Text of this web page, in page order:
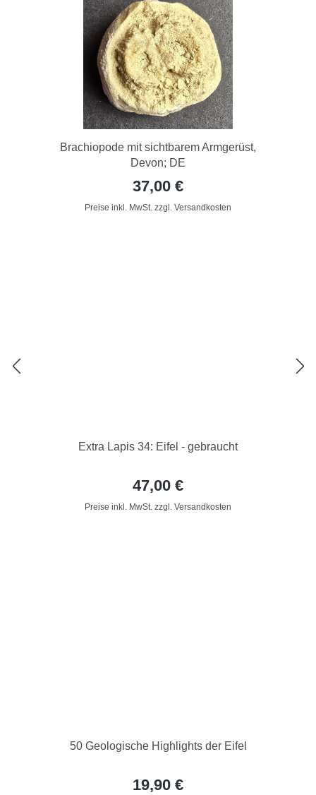
Brachiopode mit sichtbarem Armgerüst,
Devon; DE
37,00 €
Preise inkl. MwSt. zzgl. Versandkosten
Extra Lapis 34: Eifel - gebraucht
47,00 €
Preise inkl. MwSt. zzgl. Versandkosten
50 Geologische Highlights der Eifel
19,90 €